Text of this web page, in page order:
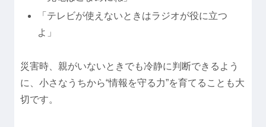
「テレビが使えないときはラジオが役に立つ
よ」
災害時、親がいないときでも冷静に判断できるよう
に、小さなうちから“情報を守る力”を育てることも大
切です。